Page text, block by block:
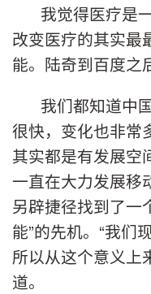
我觉得医疗是
改变医疗的其实最
能。陆奇到百度之
我们都知道中
很快，变化也非常
其实都是有发展空
一直在大力发展移
另辟捷径找到了一
能”的先机。“我们
所以从这个意义上
道。